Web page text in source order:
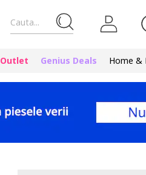
Cauta...
Outlet Genius Deals Home &